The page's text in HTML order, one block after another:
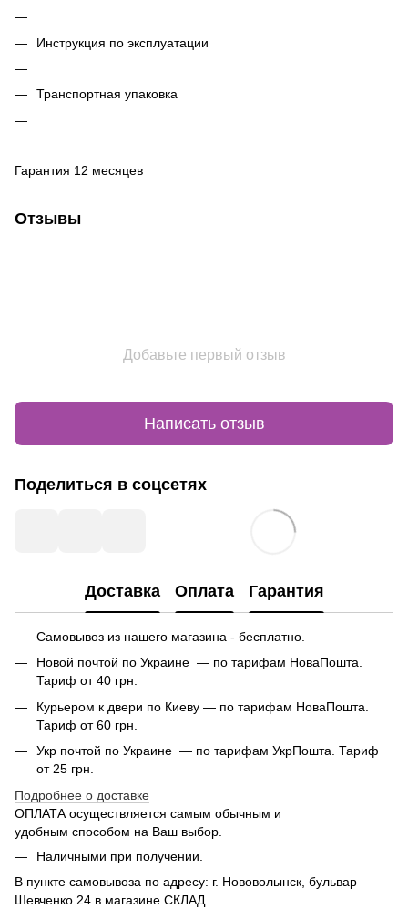
Инструкция по эксплуатации
Транспортная упаковка
Гарантия 12 месяцев
Отзывы
Добавьте первый отзыв
Написать отзыв
Поделиться в соцсетях
Доставка Оплата Гарантия
Самовывоз из нашего магазина - бесплатно.
Новой почтой по Украине — по тарифам НоваПошта.
Тариф от 40 грн.
Курьером к двери по Киеву — по тарифам НоваПошта.
Тариф от 60 грн.
Укр почтой по Украине — по тарифам УкрПошта. Тариф
от 25 грн.
Подробнее о доставке
ОПЛАТА осуществляется самым обычным и
удобным способом на Ваш выбор.
Наличными при получении.
В пункте самовывоза по адресу: г. Нововолынск, бульвар
Шевченко 24 в магазине СКЛАД